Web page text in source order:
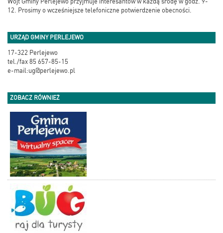
12. Prosimy o wcześniejsze telefoniczne potwierdzenie obecności.
URZĄD GMINY PERLEJEWO
17-322 Perlejewo
tel./fax 85 657-85-15
e-mail:ug@perlejewo.pl
ZOBACZ RÓWNIEŻ